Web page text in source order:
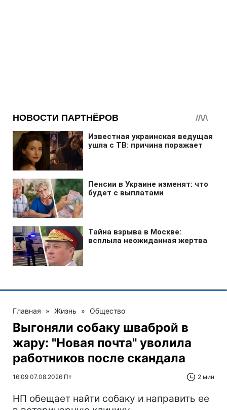
Главная » Жизнь » Общество
Выгоняли собаку шваброй в
жару: "Новая почта" уволила
работников после скандала
16:09 07.08.2026 Пт 2 мин
НП обещает найти собаку и направить ее